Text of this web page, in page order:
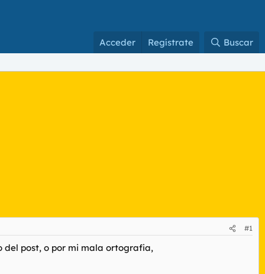
Acceder Regístrate Buscar
#1
del post, o por mi mala ortografia,